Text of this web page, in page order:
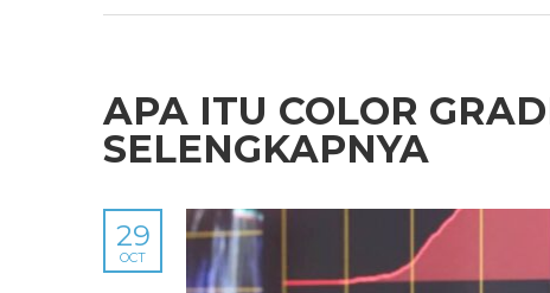
APA ITU COLOR
SELENGKAPNYA
29
OCT